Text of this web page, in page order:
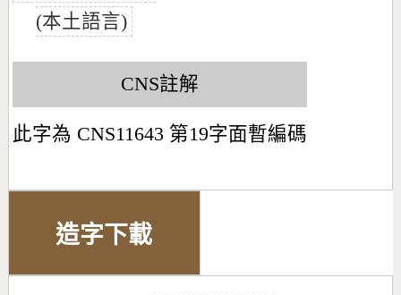
(本土語言)
CNS註解
此字為 CNS11643 第19字面暫編碼
造字下載